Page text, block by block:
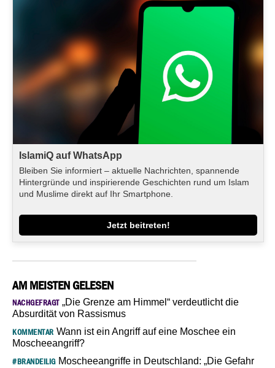
IslamiQ auf WhatsApp
Bleiben Sie informiert – aktuelle Nachrichten, spannende
Hintergründe und inspirierende Geschichten rund um Islam
und Muslime direkt auf Ihr Smartphone.
Jetzt beitreten!
AM MEISTEN GELESEN
NACHGEFRAGT„Die Grenze am Himmel“ verdeutlicht die
Absurdität von Rassismus
KOMMENTAR Wann ist ein Angriff auf eine Moschee ein
Moscheeangriff?
#BRANDEILIGMoscheeangriffe in Deutschland: „Die Gefahr